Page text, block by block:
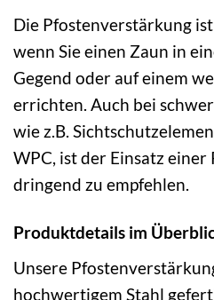
Die Pfostenverstärkung
wenn Sie einen Zaun in
Gegend oder auf einem
errichten. Auch bei
wie z.B.
WPC, ist der Einsatz
dringend zu empfehlen.
Produktdetails im
Unsere
hochwertigem Stahl